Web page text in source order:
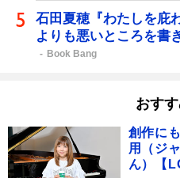
石田夏穂『わたしを庇
よりも悪いところを書
Book Bang
おす
創作に
用（ジ
ん）【